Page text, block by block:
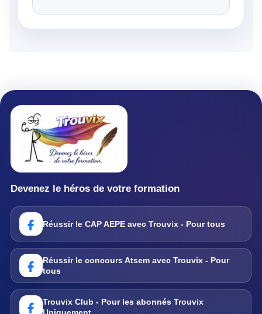
Devenez le héros de votre formation
Réussir le CAP AEPE avec Trouvix - Pour tous
Réussir le concours Atsem avec Trouvix - Pour
tous
Trouvix Club - Pour les abonnés Trouvix